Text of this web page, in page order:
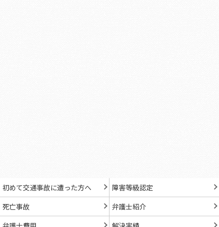
初めて交通事故に遭った方へ
障害等級認定
死亡事故
弁護士紹介